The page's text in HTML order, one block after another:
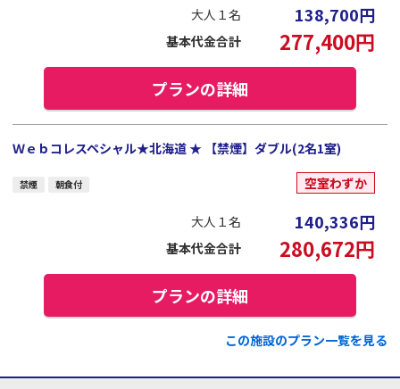
大人１名 138,700円
基本代金合計 277,400円
プランの詳細
Ｗｅｂコレスペシャル★北海道 ★ 【禁煙】ダブル(2名1室)
禁煙 朝食付 空室わずか
大人１名 140,336円
基本代金合計 280,672円
プランの詳細
この施設のプラン一覧を見る